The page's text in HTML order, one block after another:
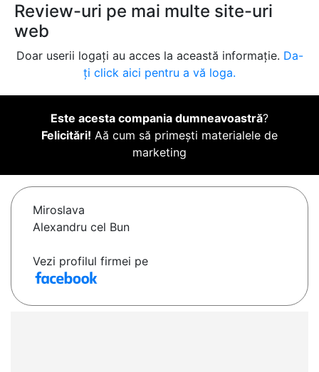
Review-uri pe mai multe site-uri
web
Doar userii logați au acces la această informație. Da-
ți click aici pentru a vă loga.
Este acesta compania dumneavoastră?
Felicitări! Aă cum să primești materialele de
marketing
Miroslava
Alexandru cel Bun
Vezi profilul firmei pe